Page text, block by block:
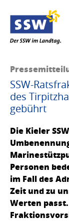
SSW-
des
gebührt
Die Kieler
Personen
im Fall des
Zeit und zu
Werten